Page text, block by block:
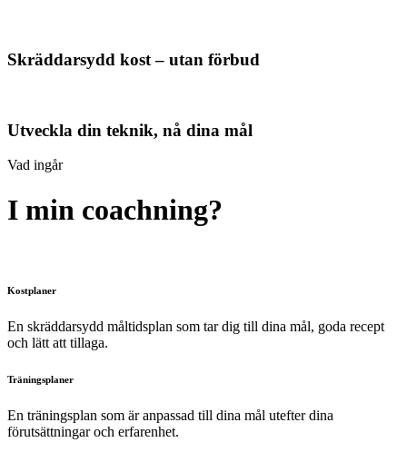
Skräddarsydd kost – utan förbud
Utveckla din teknik, nå dina mål
Vad ingår
I min coachning?
Kostplaner
En skräddarsydd måltidsplan som tar dig till dina mål, goda recept
och lätt att tillaga.
Träningsplaner
En träningsplan som är anpassad till dina mål utefter dina
förutsättningar och erfarenhet.